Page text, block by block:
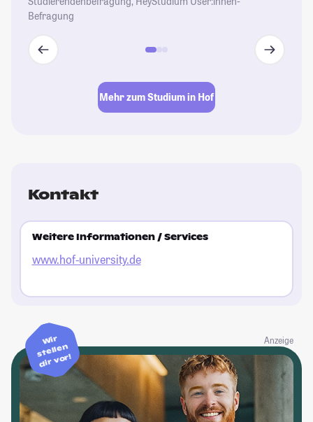
Befragung
Mehr zum Studium in Hof
Kontakt
Weitere Informationen / Services
www.hof-university.de
Anzeige
Wir
stellen
dir vor!